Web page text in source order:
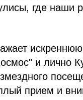
где наши
искреннюю
и лично
прием и